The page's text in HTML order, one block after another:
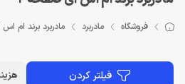
فروشگاه مادربرد مادربرد برند ام
فیلتر کردن